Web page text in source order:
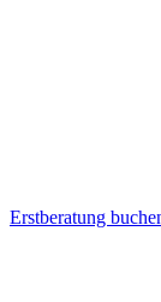
Erstberatung